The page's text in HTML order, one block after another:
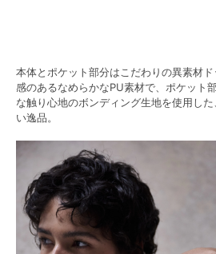
本体とポケット部分はこだわりの異素材
感のあるなめらかなPU素材で、ポケット
な触り心地のボンディング生地を使用し
い逸品。